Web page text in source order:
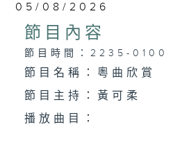
為顧及平日需要上班的聽眾，《
個晚上播放粵曲，以地方語言介
等；務求以同一語言介紹同一劇
有更親切的感受。
05/08/2026
節目內容
節目時間：2235-0100
節目名稱：粵曲欣賞
節目主持：黃可柔
播放曲目：